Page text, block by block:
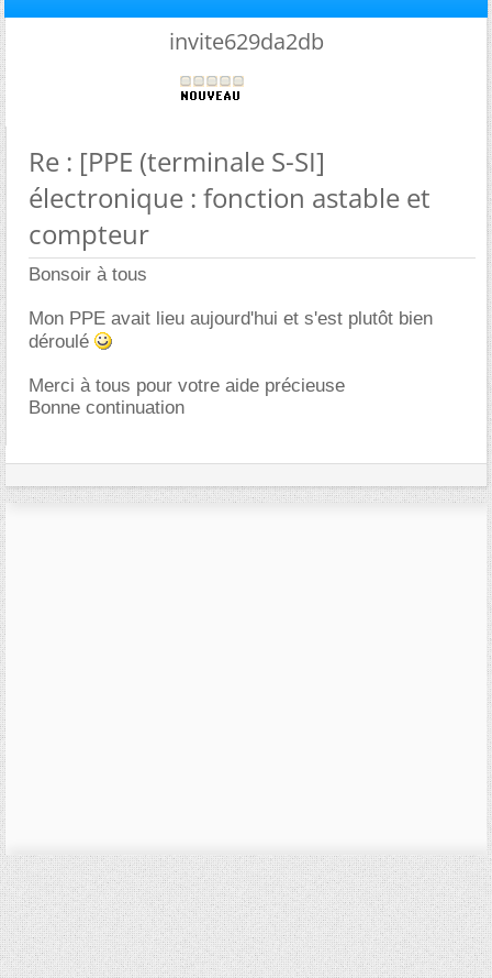
invite629da2db
Re : [PPE (terminale S-SI]
électronique : fonction astable et
compteur
Bonsoir à tous
Mon PPE avait lieu aujourd'hui et s'est plutôt bien
déroulé
Merci à tous pour votre aide précieuse
Bonne continuation